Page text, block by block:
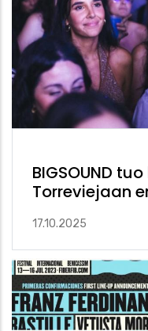
BIGSOUND
Torreviejaan
17.10.2025